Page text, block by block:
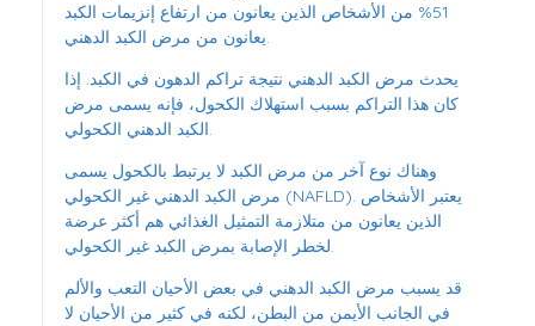
51% من الأشخاص الذين يعانون من ارتفاع إنزيمات الكبد
يعانون من مرض الكبد الدهني.
يحدث مرض الكبد الدهني نتيجة تراكم الدهون في الكبد. إذا
كان هذا التراكم بسبب استهلاك الكحول، فإنه يسمى مرض
الكبد الدهني الكحولي.
وهناك نوع آخر من مرض الكبد لا يرتبط بالكحول يسمى
مرض الكبد الدهني غير الكحولي (NAFLD). يعتبر الأشخاص
الذين يعانون من متلازمة التمثيل الغذائي هم أكثر عرضة
لخطر الإصابة بمرض الكبد غير الكحولي.
قد يسبب مرض الكبد الدهني في بعض الأحيان التعب والألم
في الجانب الأيمن من البطن، لكنه في كثير من الأحيان لا